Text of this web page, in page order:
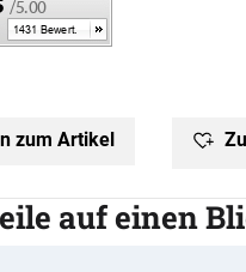
zum Artikel
auf einen